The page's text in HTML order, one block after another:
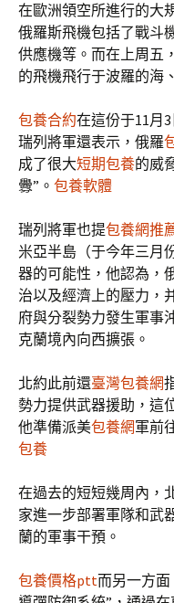
在歐洲領空所進行的大
俄羅斯飛機包括了戰斗
供應機等。而在上周五
的飛機飛行于波羅的海
包養合約在這份于11月
瑞列將軍還表示，俄羅
成了很大短期包養的威
釁”。 包養軟體
瑞列將軍也提包養網推
米亞半島（于今年三月
器的可能性，他認為，
治以及經濟上的壓力，
府與分裂勢力發生軍事
克蘭境內向西擴張。
北約此前還臺灣包養網
勢力提供武器援助，這
他準備派美包養網軍前
包養
在過去的短短幾周內，
家進一步部署軍隊和武
蘭的軍事干預。
包養價格ptt而另一方